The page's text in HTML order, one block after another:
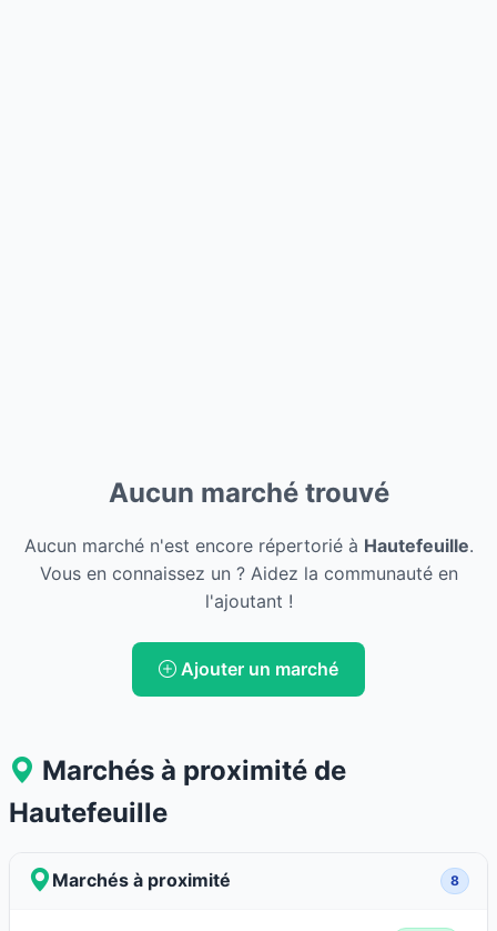
Aucun marché trouvé
Aucun marché n'est encore répertorié à Hautefeuille.
Vous en connaissez un ? Aidez la communauté en
l'ajoutant !
Ajouter un marché
Marchés à proximité de
Hautefeuille
Marchés à proximité 8